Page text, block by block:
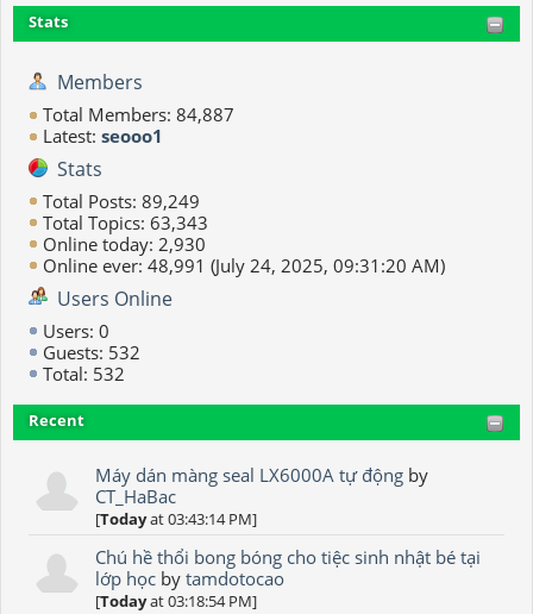
Stats
Members
Total Members: 84,887
Latest: seooo1
Stats
Total Posts: 89,249
Total Topics: 63,343
Online today: 2,930
Online ever: 48,991 (July 24, 2025, 09:31:20 AM)
Users Online
Users: 0
Guests: 532
Total: 532
Recent
Máy dán màng seal LX6000A tự động by
CT_HaBac
[Todayat 03:43:14 PM]
Chú hề thổi bong bóng cho tiệc sinh nhật bé tại
lớp học bytamdotocao
[Todayat 03:18:54 PM]